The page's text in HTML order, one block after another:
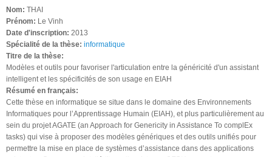
Nom: THAI
Prénom: Le Vinh
Date d'inscription: 2013
Spécialité de la thèse: informatique
Titre de la thèse:
Modèles et outils pour favoriser l'articulation entre la généricité d'un assistant
intelligent et les spécificités de son usage en EIAH
Résumé en français:
Cette thèse en informatique se situe dans le domaine des Environnements
Informatiques pour l’Apprentissage Humain (EIAH), et plus particulièrement au
sein du projet AGATE (an Approach for Genericity in Assistance To complEx
tasks) qui vise à proposer des modèles génériques et des outils unifiés pour
permettre la mise en place de systèmes d’assistance dans des applications